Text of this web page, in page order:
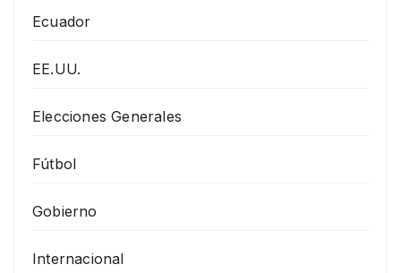
Ecuador
EE.UU.
Elecciones Generales
Fútbol
Gobierno
Internacional